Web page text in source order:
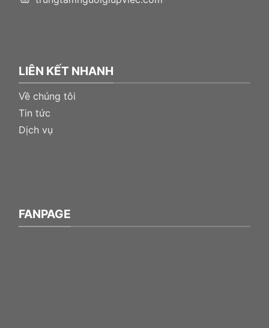
LIÊN KẾT NHANH
Về chúng tôi
Tin tức
Dịch vụ
FANPAGE